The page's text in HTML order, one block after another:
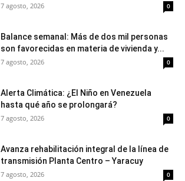
7 agosto, 2026 0
Balance semanal: Más de dos mil personas
son favorecidas en materia de vivienda y...
7 agosto, 2026 0
Alerta Climática: ¿El Niño en Venezuela
hasta qué año se prolongará?
7 agosto, 2026 0
Avanza rehabilitación integral de la línea de
transmisión Planta Centro – Yaracuy
7 agosto, 2026 0